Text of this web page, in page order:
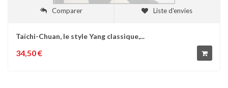
Comparer Liste d'envies
Taïchi-Chuan, le style Yang classique,...
34,50 €